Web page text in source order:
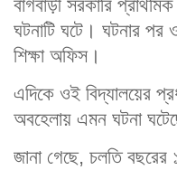
বাগবাড়ী সরকারি
ঘটনাটি ঘটে। ঘটনার পর
শিক্ষা অফিস।
এদিকে ওই বিদ্যালয়ের
অবহেলায় এমন ঘটনা
জানা গেছে, চলতি বছরের